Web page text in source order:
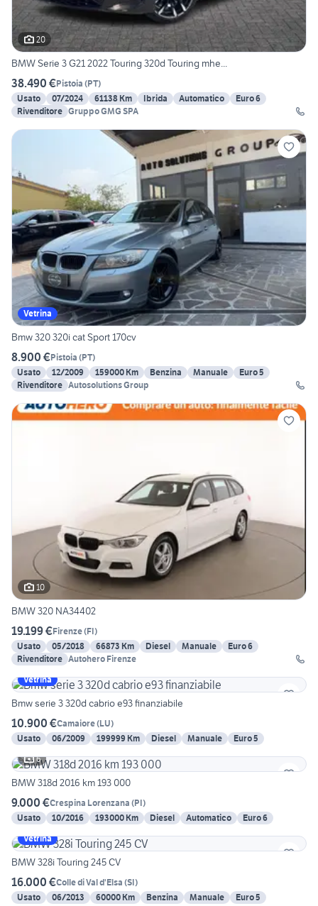
20
BMW Serie 3 G21 2022 Touring 320d Touring mhe...
38.490 €Pistoia (PT)
Usato
07/2024 61138 Km Ibrida Automatico
Euro 6
Rivenditore Gruppo GMG SPA
Vetrina
Bmw 320 320i cat Sport 170cv
8.900 €Pistoia (PT)
Usato
12/2009 159000 Km Benzina Manuale
Euro 5
Rivenditore Autosolutions Group
10
BMW 320 NA34402
19.199 €Firenze(FI)
Usato
05/2018 66873 Km Diesel Manuale
Euro 6
Rivenditore Autohero Firenze
Vetrina
Bmw serie 3 320d cabrio e93 finanziabile
10.900 €Camaiore(LU)
Usato
06/2009 199999 Km Diesel Manuale
Euro 5
6
BMW 318d 2016 km 193 000
9.000 €Crespina Lorenzana (PI)
Usato
10/2016 193000 Km Diesel Automatico
Euro 6
Vetrina
BMW 328i Touring 245 CV
16.000 €Colle di Val d'Elsa (SI)
Usato
06/2013 60000 Km Benzina Manuale Euro 5